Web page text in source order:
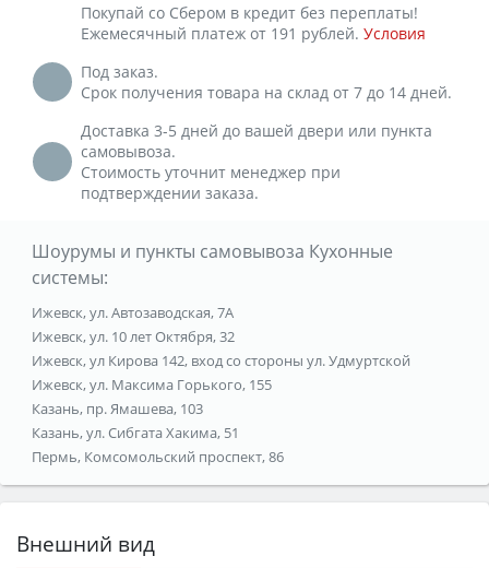
Покупай со Сбером в кредит без переплаты!
Ежемесячный платеж от 191 рублей. Условия
Под заказ.
Срок получения товара на склад от 7 до 14 дней.
Доставка 3-5 дней до вашей двери или пункта
самовывоза.
Стоимость уточнит менеджер при
подтверждении заказа.
Шоурумы и пункты самовывоза Кухонные
системы:
Ижевск, ул. Автозаводская, 7А
Ижевск, ул. 10 лет Октября, 32
Ижевск, ул Кирова 142, вход со стороны ул. Удмуртской
Ижевск, ул. Максима Горького, 155
Казань, пр. Ямашева, 103
Казань, ул. Сибгата Хакима, 51
Пермь, Комсомольский проспект, 86
Внешний вид